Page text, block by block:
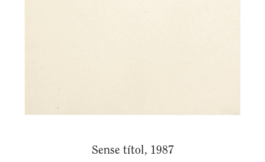
Sense títol, 1987